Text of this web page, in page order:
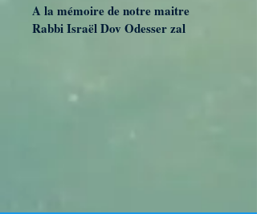
A la mémoire de notre maitre
Rabbi Israël Dov Odesser zal